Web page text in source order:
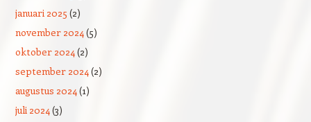
januari 2025 (2)
november 2024(5)
oktober 2024(2)
september 2024(2)
augustus 2024(1)
juli 2024(3)